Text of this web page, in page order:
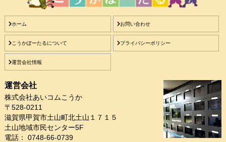
ホーム お問い合わせ
こうかぽーたるについて プライバシーポリシー
運営会社情報
運営会社
株式会社あいコムこうか
〒528-0211
滋賀県甲賀市土山町北土山１７１５
土山地域市民センター5F
電話： 0748-66-0739